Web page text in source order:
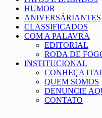
HUMOR
ANIVERSÁRIANTES
CLASSIFICADOS
COM A PALAVRA
EDITORIAL
RODA DE
INSTITUCIONAL
CONHEÇA
QUEM SOMOS
DENUNCIE
CONTATO